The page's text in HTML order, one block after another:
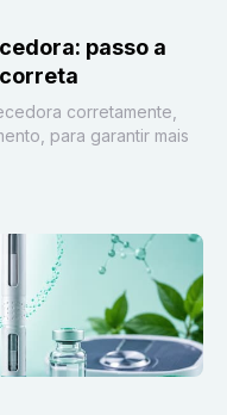
passo a
corretamente,
para garantir mais